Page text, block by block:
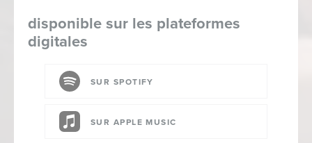
disponible sur les plateformes
digitales
SUR SPOTIFY
SUR APPLE MUSIC